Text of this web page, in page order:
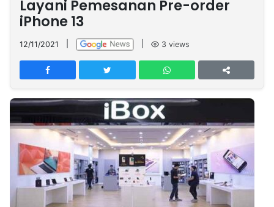
Network
PT
TREETAN
INDONESIA
Partner
Insight
NTB
Suara
Time
Lens
IDN
Daily
Jogja
Jalan
Rakyat
Idealita
News
Kita
Notice
Dinamikapost.com
Radar
Baru
Seedbacklink
Layani Pemesanan Pre-order
iPhone 13
12/11/2021 3 views